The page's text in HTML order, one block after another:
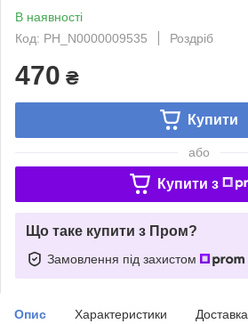
В наявності
Код: PH_N0000009535
Роздріб
470 ₴
Купити
або
Купити з
Що таке купити з Пром?
Замовлення під захистом
Опис Характеристики Доставка